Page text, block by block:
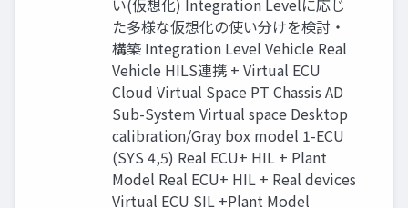
た多様な仮想化の使い分けを検討・
構築 Integration Level Vehicle Real
Vehicle HILS連携 + Virtual ECU
Cloud Virtual Space PT Chassis AD
Sub-System Virtual space Desktop
calibration/Gray box model 1-ECU
(SYS 4,5) Real ECU+ HIL + Plant
Model Real ECU+ HIL + Real devices
Virtual ECU SIL +Plant Model